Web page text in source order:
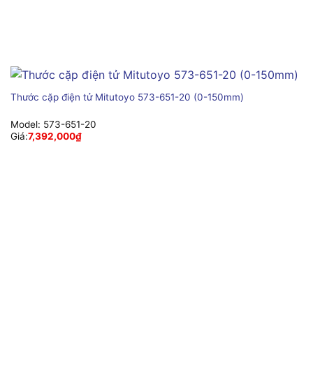
Thước cặp điện tử Mitutoyo 573-651-20 (0-150mm)
Model: 573-651-20
Giá:7,392,000₫